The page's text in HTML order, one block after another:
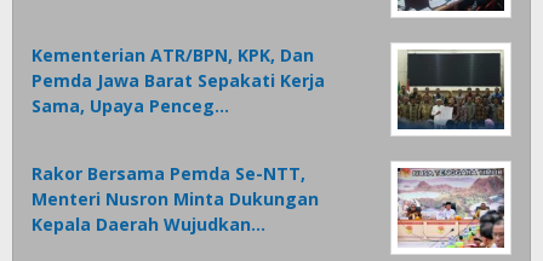
Kementerian ATR/BPN, KPK, Dan
Pemda Jawa Barat Sepakati Kerja
Sama, Upaya Penceg…
Rakor Bersama Pemda Se-NTT,
Menteri Nusron Minta Dukungan
Kepala Daerah Wujudkan…